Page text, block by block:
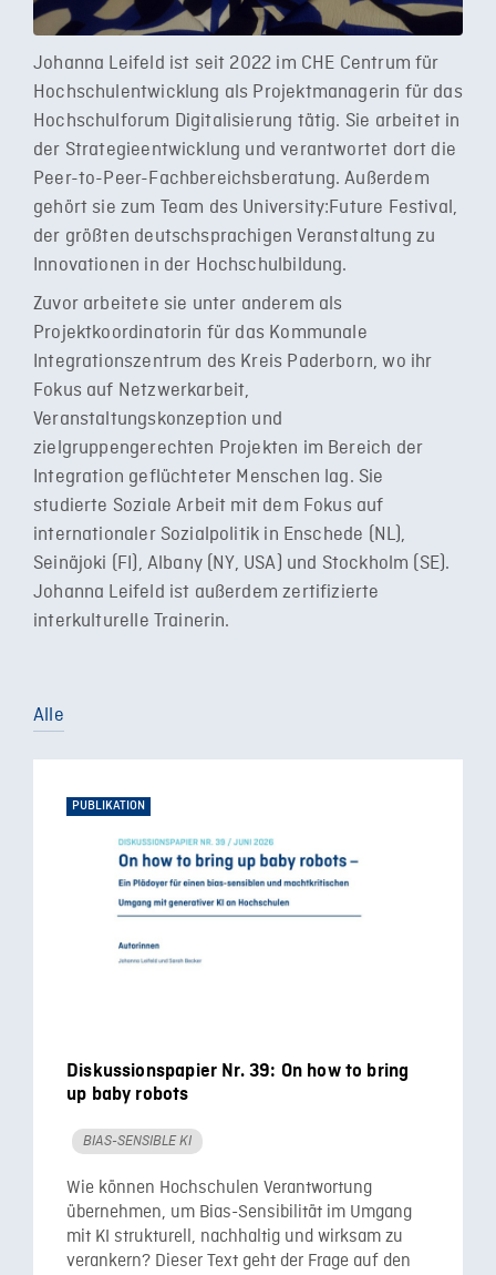
Johanna Leifeld ist seit 2022 im CHE Centrum für
Hochschulentwicklung als Projektmanagerin für das
Hochschulforum Digitalisierung tätig. Sie arbeitet in
der Strategieentwicklung und verantwortet dort die
Peer-to-Peer-Fachbereichsberatung. Außerdem
gehört sie zum Team des University:Future Festival,
der größten deutschsprachigen Veranstaltung zu
Innovationen in der Hochschulbildung.
Zuvor arbeitete sie unter anderem als
Projektkoordinatorin für das Kommunale
Integrationszentrum des Kreis Paderborn, wo ihr
Fokus auf Netzwerkarbeit,
Veranstaltungskonzeption und
zielgruppengerechten Projekten im Bereich der
Integration geflüchteter Menschen lag. Sie
studierte Soziale Arbeit mit dem Fokus auf
internationaler Sozialpolitik in Enschede (NL),
Seinäjoki (FI), Albany (NY, USA) und Stockholm (SE).
Johanna Leifeld ist außerdem zertifizierte
interkulturelle Trainerin.
Alle
PUBLIKATION
Diskussionspapier Nr. 39: On how to bring
up baby robots
BIAS-SENSIBLE KI
Wie können Hochschulen Verantwortung
übernehmen, um Bias-Sensibilität im Umgang
mit KI strukturell, nachhaltig und wirksam zu
verankern? Dieser Text geht der Frage auf den